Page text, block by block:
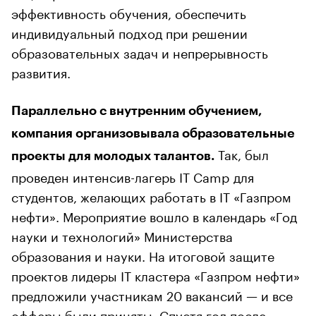
эффективность обучения, обеспечить
индивидуальный подход при решении
образовательных задач и непрерывность
развития.
Параллельно с внутренним обучением,
компания организовывала образовательные
проекты для молодых талантов. Так, был
проведен интенсив-лагерь IT Camp для
студентов, желающих работать в IT «Газпром
нефти». Мероприятие вошло в календарь «Год
науки и технологий» Министерства
образования и науки. На итоговой защите
проектов лидеры IT кластера «Газпром нефти»
предложили участникам 20 вакансий — и все